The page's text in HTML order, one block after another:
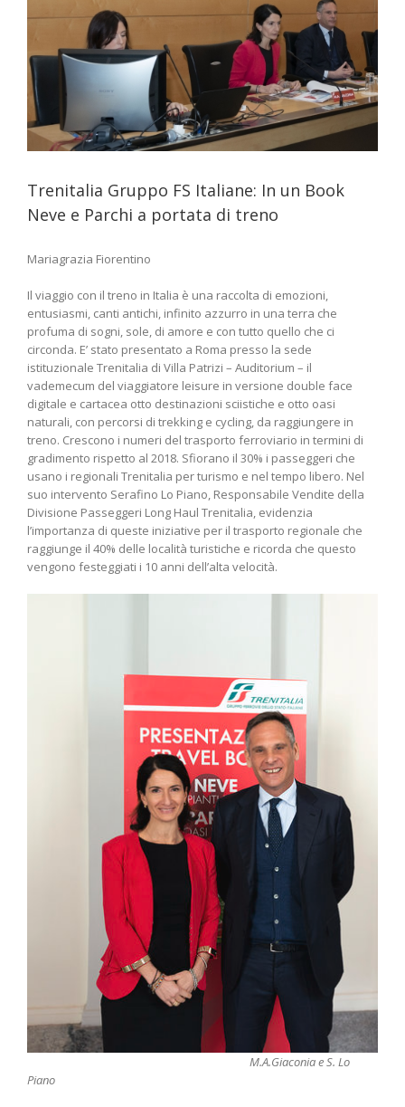
Trenitalia Gruppo FS Italiane: In un Book
Neve e Parchi a portata di treno
Mariagrazia Fiorentino
Il viaggio con il treno in Italia è una raccolta di emozioni,
entusiasmi, canti antichi, infinito azzurro in una terra che
profuma di sogni, sole, di amore e con tutto quello che ci
circonda. E’ stato presentato a Roma presso la sede
istituzionale Trenitalia di Villa Patrizi – Auditorium – il
vademecum del viaggiatore leisure in versione double face
digitale e cartacea otto destinazioni sciistiche e otto oasi
naturali, con percorsi di trekking e cycling, da raggiungere in
treno. Crescono i numeri del trasporto ferroviario in termini di
gradimento rispetto al 2018. Sfiorano il 30% i passeggeri che
usano i regionali Trenitalia per turismo e nel tempo libero. Nel
suo intervento Serafino Lo Piano, Responsabile Vendite della
Divisione Passeggeri Long Haul Trenitalia, evidenzia
l’importanza di queste iniziative per il trasporto regionale che
raggiunge il 40% delle località turistiche e ricorda che questo
vengono festeggiati i 10 anni dell’alta velocità.
M.A.Giaconia e S. Lo
Piano